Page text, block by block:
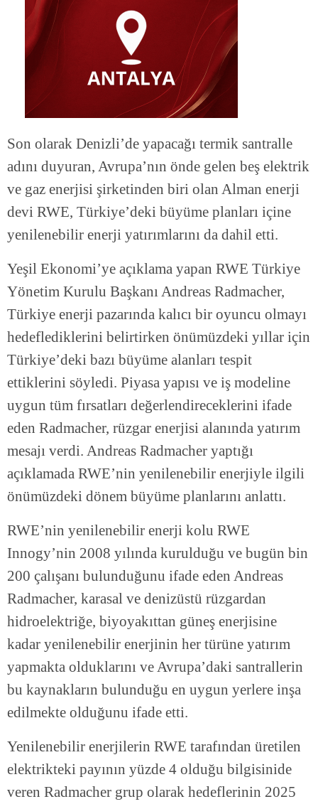
Son olarak Denizli’de yapacağı termik santralle
adını duyuran, Avrupa’nın önde gelen beş elektrik
ve gaz enerjisi şirketinden biri olan Alman enerji
devi RWE, Türkiye’deki büyüme planları içine
yenilenebilir enerji yatırımlarını da dahil etti.
Yeşil Ekonomi’ye açıklama yapan RWE Türkiye
Yönetim Kurulu Başkanı Andreas Radmacher,
Türkiye enerji pazarında kalıcı bir oyuncu olmayı
hedeflediklerini belirtirken önümüzdeki yıllar için
Türkiye’deki bazı büyüme alanları tespit
ettiklerini söyledi. Piyasa yapısı ve iş modeline
uygun tüm fırsatları değerlendireceklerini ifade
eden Radmacher, rüzgar enerjisi alanında yatırım
mesajı verdi. Andreas Radmacher yaptığı
açıklamada RWE’nin yenilenebilir enerjiyle ilgili
önümüzdeki dönem büyüme planlarını anlattı.
RWE’nin yenilenebilir enerji kolu RWE
Innogy’nin 2008 yılında kurulduğu ve bugün bin
200 çalışanı bulunduğunu ifade eden Andreas
Radmacher, karasal ve denizüstü rüzgardan
hidroelektriğe, biyoyakıttan güneş enerjisine
kadar yenilenebilir enerjinin her türüne yatırım
yapmakta olduklarını ve Avrupa’daki santrallerin
bu kaynakların bulunduğu en uygun yerlere inşa
edilmekte olduğunu ifade etti.
Yenilenebilir enerjilerin RWE tarafından üretilen
elektrikteki payının yüzde 4 olduğu bilgisinide
veren Radmacher grup olarak hedeflerinin 2025